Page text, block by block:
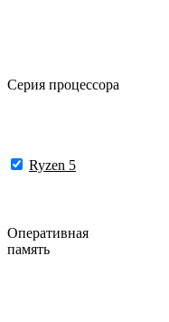
Серия процессора
Ryzen 5
Оперативная
память